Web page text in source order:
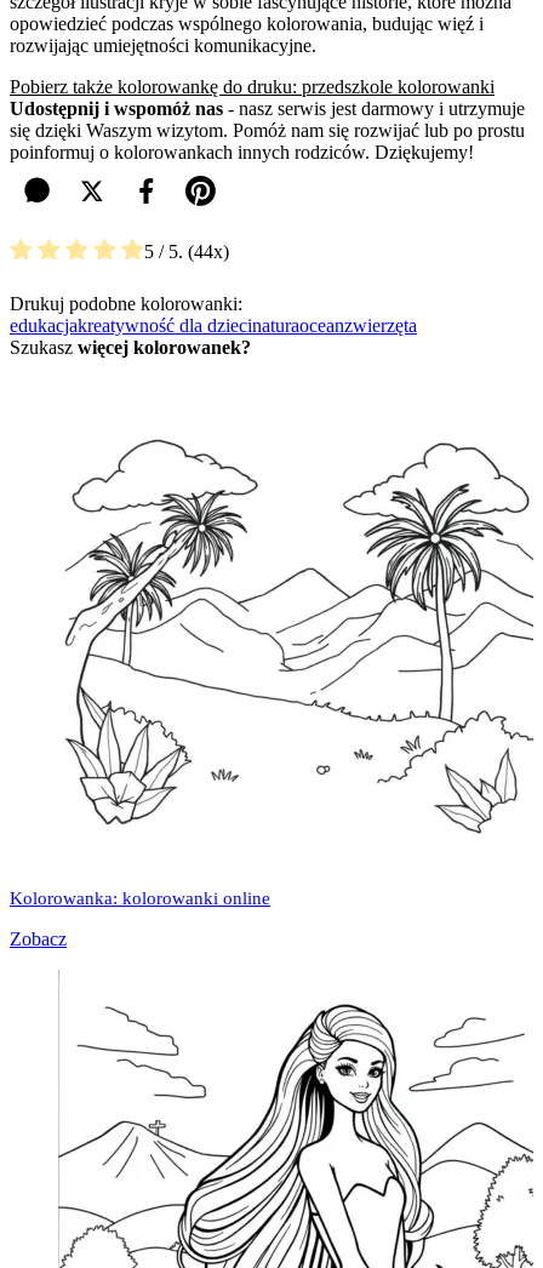
opowiedzieć podczas wspólnego kolorowania, budując więź i
rozwijając umiejętności komunikacyjne.
Pobierz także kolorowankę do druku: przedszkole kolorowanki
Udostępnij i wspomóż nas - nasz serwis jest darmowy i utrzymuje
się dzięki Waszym wizytom. Pomóż nam się rozwijać lub po prostu
poinformuj o kolorowankach innych rodziców. Dziękujemy!
5 / 5. 44
Drukuj podobne kolorowanki:
edukacjakreatywność dla dziecinaturaoceanzwierzęta
Szukasz więcej kolorowanek?
Kolorowanka: kolorowanki online
Zobacz